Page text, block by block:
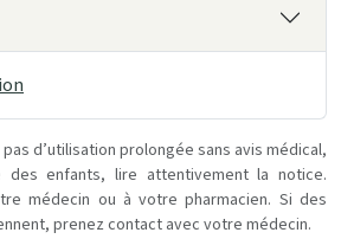
d’utilisation prolongée sans avis médical,
enfants, lire attentivement la notice.
médecin ou à votre pharmacien. Si des
prenez contact avec votre médecin.